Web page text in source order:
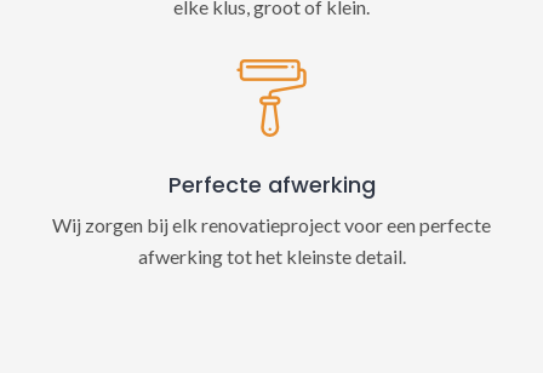
elke klus, groot of klein.
Perfecte afwerking
Wij zorgen bij elk renovatieproject voor een perfecte
afwerking tot het kleinste detail.